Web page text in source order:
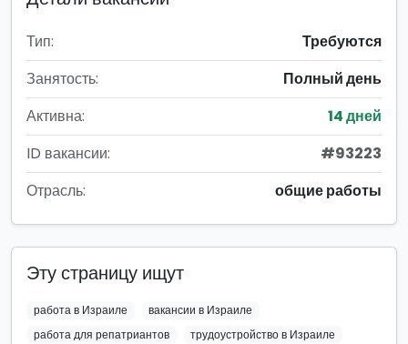
Тип:
Требуются
Занятость:
Полный день
Активна:
14 дней
ID вакансии:
#93223
Отрасль:
общие работы
Эту страницу ищут
работа в Израиле
вакансии в Израиле
работа для репатриантов
трудоустройство в Израиле